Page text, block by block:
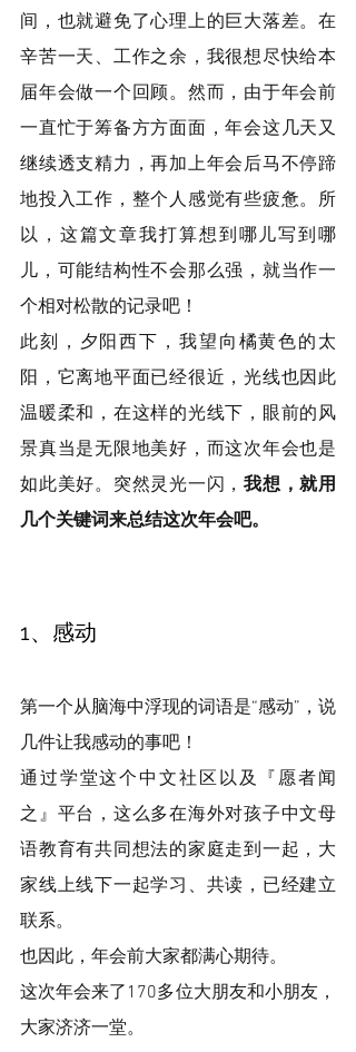
间，也就避免了心理上的巨大落差。在
辛苦一天、工作之余，我很想尽快给本
届年会做一个回顾。然而，由于年会前
一直忙于筹备方方面面，年会这几天又
继续透支精力，再加上年会后马不停蹄
地投入工作，整个人感觉有些疲惫。所
以，这篇文章我打算想到哪儿写到哪
儿，可能结构性不会那么强，就当作一
个相对松散的记录吧！
此刻，夕阳西下，我望向橘黄色的太
阳，它离地平面已经很近，光线也因此
温暖柔和，在这样的光线下，眼前的风
景真当是无限地美好，而这次年会也是
如此美好。突然灵光一闪， 我想，就用
几个关键词来总结这次年会吧。
1、感动
第一个从脑海中浮现的词语是“感动”，说
几件让我感动的事吧！
通过学堂这个中文社区以及『愿者闻
之』平台，这么多在海外对孩子中文母
语教育有共同想法的家庭走到一起，大
家线上线下一起学习、共读，已经建立
联系。
也因此，年会前大家都满心期待。
这次年会来了170多位大朋友和小朋友，
大家济济一堂。